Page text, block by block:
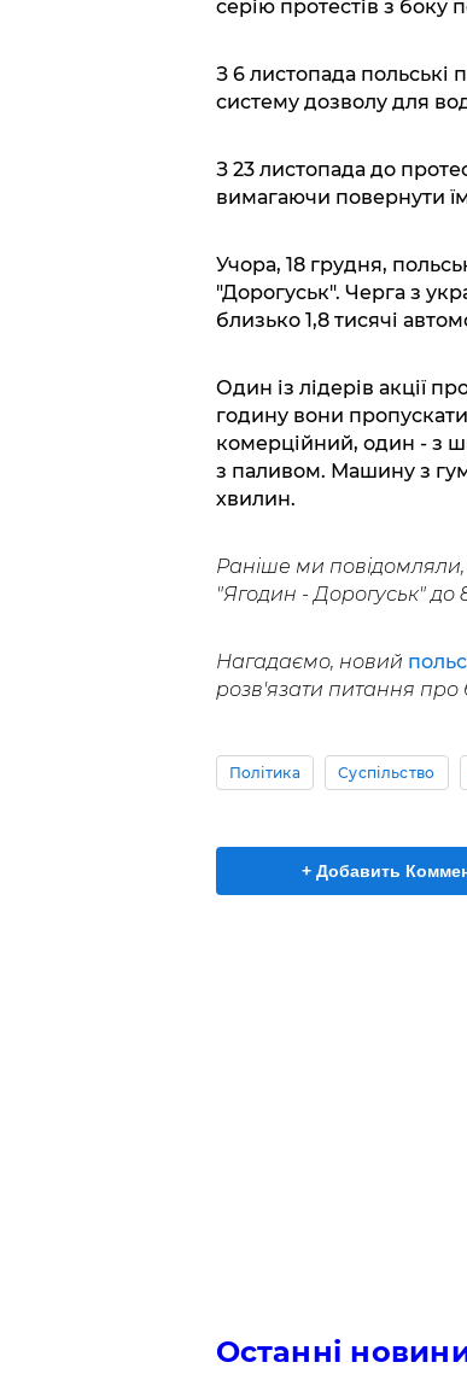
серію протестів з боку
З 6 листопада польські
систему дозволу для
З 23 листопада до
вимагаючи повернути їм
Учора, 18 грудня,
"Дорогуськ". Черга з
близько 1,8 тисячі
Один із лідерів акції
годину вони
комерційний, один - з
з паливом. Машину з
хвилин.
Раніше ми
"Ягодин - Дорогуськ" до
Нагадаємо, новий
розв'язати питання про
Політика Суспільство
+ Добавить
Останні